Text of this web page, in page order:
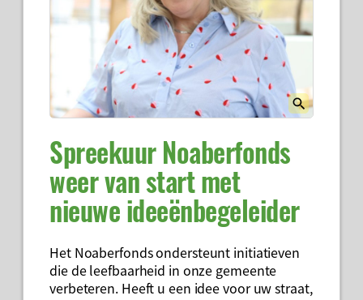
Spreekuur Noaberfonds
weer van start met
nieuwe ideeënbegeleider
Het Noaberfonds ondersteunt initiatieven
die de leefbaarheid in onze gemeente
verbeteren. Heeft u een idee voor uw straat,